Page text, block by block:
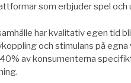
som erbjuder spel
har kvalitativ egen tid
och stimulans på
av konsumenterna